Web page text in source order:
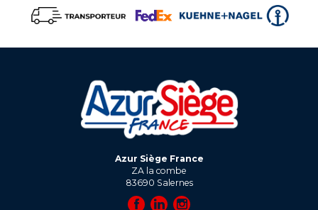
Azur Siège France
ZA la combe
83690 Salernes